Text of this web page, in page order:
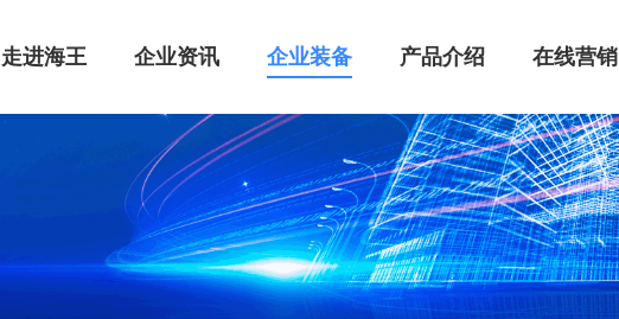
走进海王 企业资讯 企业装备 产品介绍 在线营销